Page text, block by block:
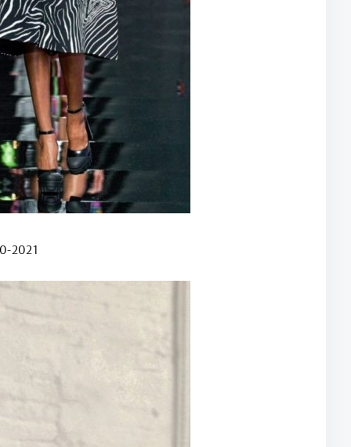
2021